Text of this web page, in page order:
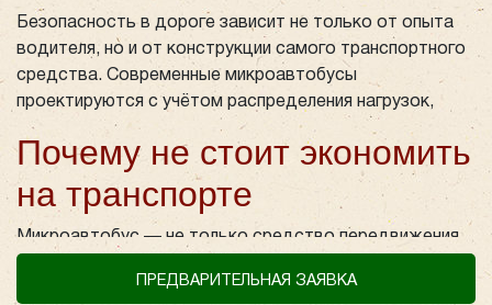
ПРЕДВАРИТЕЛЬНАЯ ЗАЯВКА
Безопасность в дороге зависит не только от опыта
водителя, но и от конструкции самого транспортного
средства. Современные микроавтобусы
проектируются с учётом распределения нагрузок,
систем активной защиты и эргономики салона.
Поэтому при планировании поездки важно понимать,
где находятся самые безопасные места в
микроавтобусе, и почему стоит выбирать надёжный
транспорт, а не искать самую низкую цену.
Почему не стоит экономить
на транспорте
Микроавтобус — не только средство передвижения,
дороге. Когда речь идёт о безопасности,